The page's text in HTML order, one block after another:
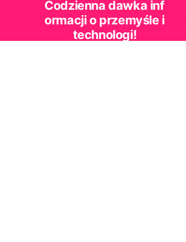
Codzienna dawka inf
ormacji o przemyśle i
technologi!